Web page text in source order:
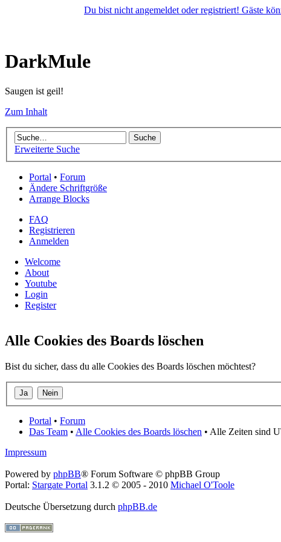
Du bist nicht angemeldet oder registriert! Gäste
DarkMule
Saugen ist geil!
Zum Inhalt
Erweiterte Suche
Portal • Forum
Ändere Schriftgröße
Arrange Blocks
FAQ
Registrieren
Anmelden
Welcome
About
Youtube
Login
Register
Alle Cookies des Boards löschen
Bist du sicher, dass du alle Cookies des Boards löschen möchtest?
Portal • Forum
Das Team • Alle Cookies des Boards löschen • Alle Zeiten sind
Impressum
Powered by phpBB® Forum Software © phpBB Group
Portal: Stargate Portal 3.1.2 © 2005 - 2010 Michael O'Toole
Deutsche Übersetzung durch phpBB.de